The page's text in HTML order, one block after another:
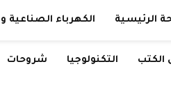
الرئيسية الكهرباء الصناعية و
الكتب التكنولوجيا شروحات